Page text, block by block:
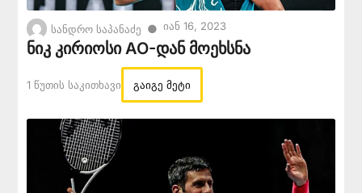
სანდრო საპანაძე ● Იან 16, 2023
ნიკ კირიოსი AO-დან მოეხსნა
1 Წუთის Საკითხავი გაიგე მეტი